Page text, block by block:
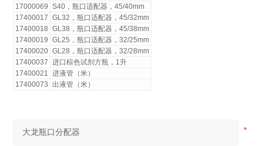
17000069
S40，瓶口适配器，45/40mm
17400017
GL32，瓶口适配器，45/32mm
17400018
GL38，瓶口适配器，45/38mm
17400019
GL25，瓶口适配器，32/25mm
17400020 GL28，瓶口适配器，32/28mm
17400037
进口棕色试剂方瓶，1升
17400021
进液管（米）
17400073
出液管（米）